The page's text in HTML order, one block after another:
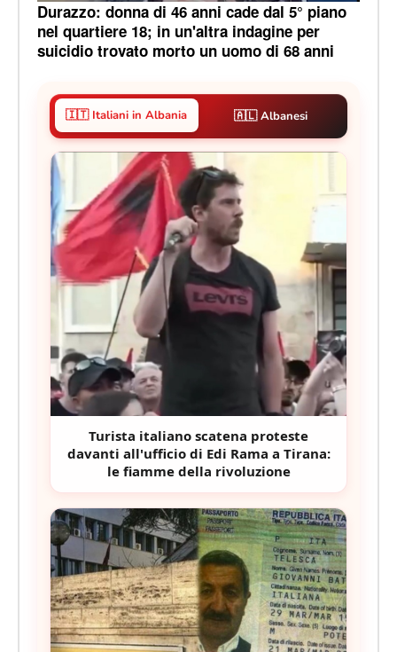
Durazzo: donna di 46 anni cade dal 5° piano
nel quartiere 18; in un'altra indagine per
suicidio trovato morto un uomo di 68 anni
🇮🇹 Italiani in Albania 🇦🇱 Albanesi
Turista italiano scatena proteste
davanti all'ufficio di Edi Rama a Tirana:
le fiamme della rivoluzione